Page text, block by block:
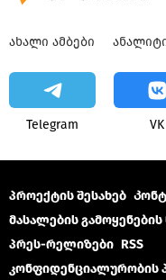
ᲐᲮᲐᲚᲘ ᲐᲛᲑᲔᲑᲘ
Telegram VK
პროექტის შესახებ
მასალების გამოყენების
პრეს-რელიზები RSS
კონფიდენციალურობის